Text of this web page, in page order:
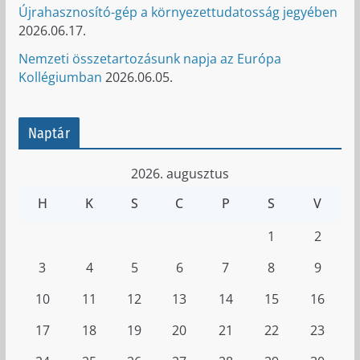
Újrahasznosító-gép a környezettudatosság jegyében
2026.06.17.
Nemzeti összetartozásunk napja az Európa
Kollégiumban 2026.06.05.
Naptár
2026. augusztus
H
K S C P S V
1
2
3
4 5 6 7 8
9
10
11 12 13 14 15
16
17
18 19 20 21 22
23